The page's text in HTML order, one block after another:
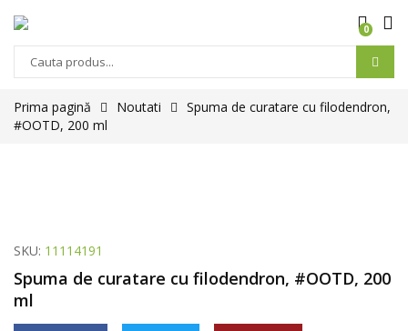
0
Prima pagină Noutati
Spuma de curatare cu filodendron,
#OOTD, 200 ml
SKU: 11114191
Spuma de curatare cu filodendron, #OOTD, 200
ml